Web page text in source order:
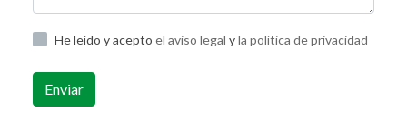
He leído y acepto el aviso legal yla política de privacidad
Enviar